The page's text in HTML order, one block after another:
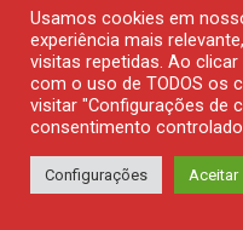
setembro 2024
agosto 2024
julho 2024
Usamos cookies em
experiência mais
visitas repetidas. Ao
com o uso de TODOS os
visitar "Configurações de
consentimento
Configurações Aceitar